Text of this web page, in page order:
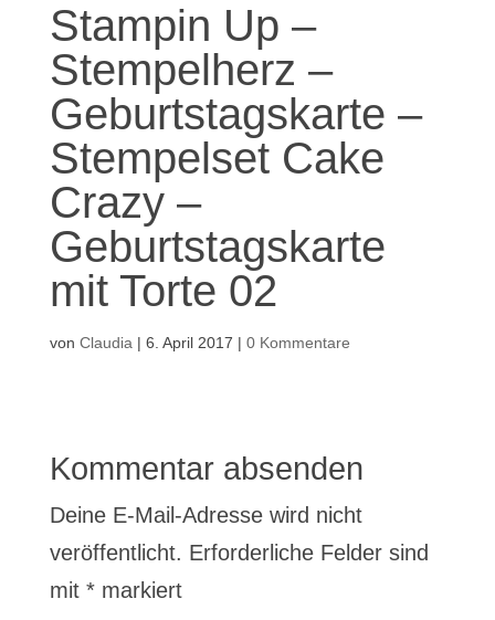
Stampin Up –
Stempelherz –
Geburtstagskarte –
Stempelset Cake
Crazy –
Geburtstagskarte
mit Torte 02
von Claudia | 6. April 2017 | 0 Kommentare
Kommentar absenden
Deine E-Mail-Adresse wird nicht
veröffentlicht. Erforderliche Felder sind
mit *markiert